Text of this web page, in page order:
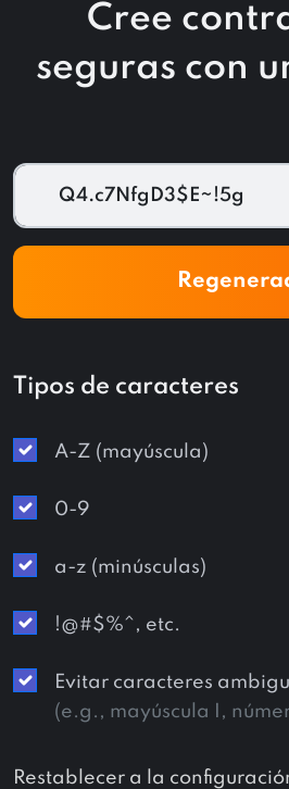
Cree
seguras con
Q4.c7NfgD3$E~!5g
Tipos de caracteres
A-Z (mayúscula)
0-9
a-z (minúsculas)
!@#$%^, etc.
Evitar caracteres
(e.g., mayúscula I,
Restablecer a la